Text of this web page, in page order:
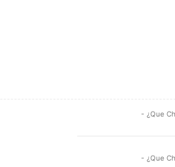
- ¿Que
- ¿Que